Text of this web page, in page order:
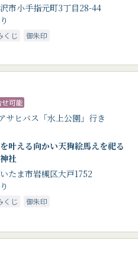
市小手指元町3丁目28-44
くじ 御朱印
可能
ヒバス「水上公園」行き
叶える向かい天狗絵馬えを祀る
社
たま市岩槻区大戸1752
くじ 御朱印